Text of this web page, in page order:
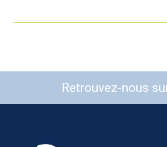
Retrouvez-nous